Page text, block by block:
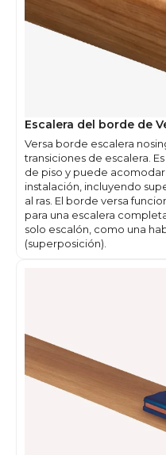
Escalera del borde de
Versa borde escalera
transiciones de escalera.
de piso y puede
instalación, incluyendo
al ras. El borde versa
para una escalera
solo escalón, como una
(superposición).